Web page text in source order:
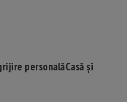
personalăCasă și